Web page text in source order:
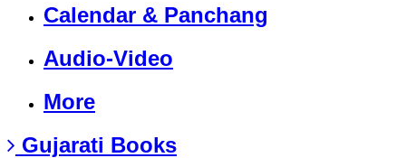
Calendar & Panchang
Audio-Video
More
Gujarati Books